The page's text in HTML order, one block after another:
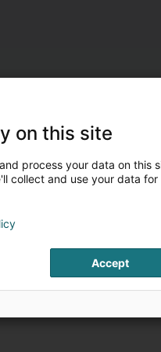
on this site
process your data on this
collect and use your data
Accept